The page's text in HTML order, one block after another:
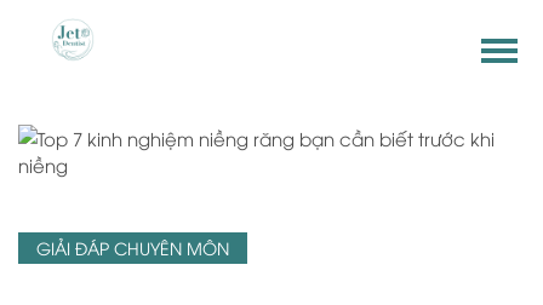
GIẢI ĐÁP CHUYÊN MÔN